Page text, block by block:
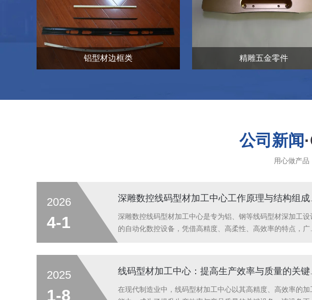
铝型材边框类 精雕五金零件
公司新闻
用心做产
2026
4-1
深雕数控线码型材加工中心是专为铝、钢等线码型材深加工设
的自动化数控设备，凭借高精度、高柔性、高效率的特点，广
2025
1-8
在现代制造业中，线码型材加工中心以其高精度、高效率的加